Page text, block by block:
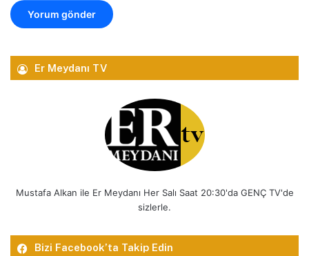
Er Meydanı TV
Mustafa Alkan ile Er Meydanı Her Salı Saat 20:30'da GENÇ TV'de
sizlerle.
Bizi Facebook’ta Takip Edin